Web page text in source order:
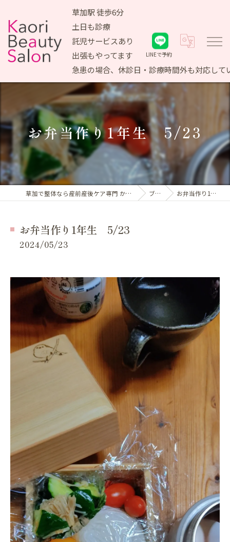
草加駅 徒歩6分
土日も診療
託児サービスあり
出張もやってます
急患の場合、休診日・診療時間外も対応して
LINEで予約
お弁当作り1年生 5/23
草加で整体なら産前産後ケア専門 かおりビューティサロン ブログ お弁当作り1年生 5/23
お弁当作り1年生 5/23
2024/05/23